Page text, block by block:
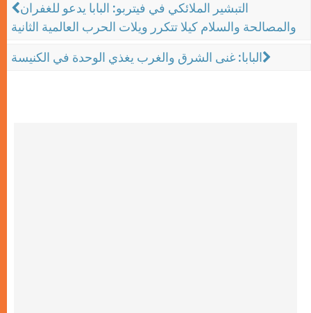
التبشير الملائكي في فيتربو: البابا يدعو للغفران
والمصالحة والسلام كيلا تتكرر ويلات الحرب العالمية الثانية
البابا: غنى الشرق والغرب يغذي الوحدة في الكنيسة